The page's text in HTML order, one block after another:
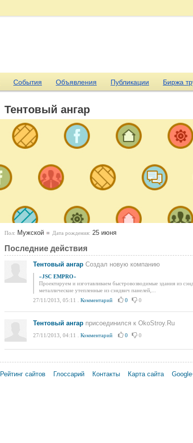
События Объявления Публикации Биржа
Тентовый ангар
Пол: Мужской Дата рождения: 25 июня
Последние действия
Тентовый ангар Создал новую компанию
«JSC EMPRO»
Проектируем и изготавливаем быстровозводимые здания из
металлические утепленные из сэндвич панелей,...
27/11/2013, 05:11
Комментарий 0 0
Тентовый ангар присоединился к OkoStroy.Ru
27/11/2013, 04:11 Комментарий 0 0
Рейтинг сайтов Глоссарий Контакты Карта сайта